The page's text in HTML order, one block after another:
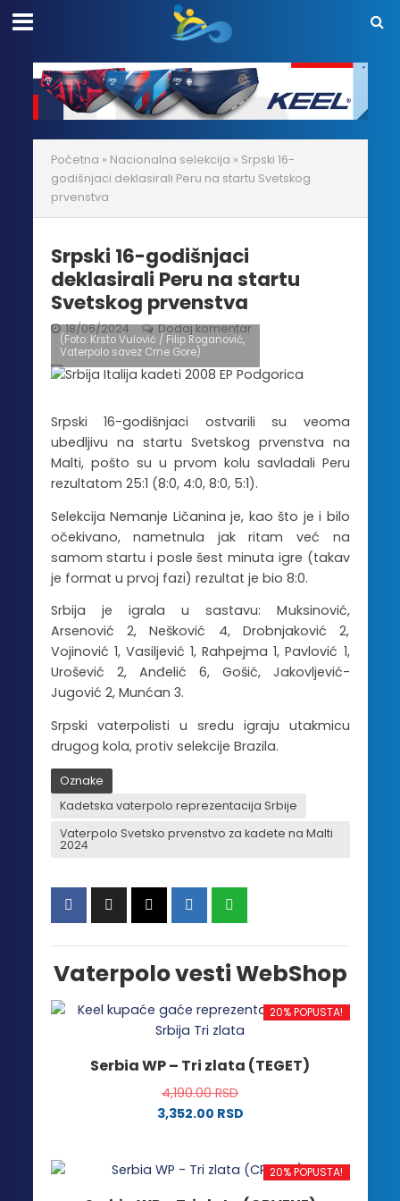
Početna » Nacionalna selekcija » Srpski 16-
godišnjaci deklasirali Peru na startu Svetskog
prvenstva
Srpski 16-godišnjaci
deklasirali Peru na startu
Svetskog prvenstva
18/06/2024 Dodaj komentar
(Foto: Krsto Vulović / Filip Roganović,
Vaterpolo savez Crne Gore)
Srpski 16-godišnjaci ostvarili su veoma
ubedljivu na startu Svetskog prvenstva na
Malti, pošto su u prvom kolu savladali Peru
rezultatom 25:1 (8:0, 4:0, 8:0, 5:1).
Selekcija Nemanje Ličanina je, kao što je i bilo
očekivano, nametnula jak ritam već na
samom startu i posle šest minuta igre (takav
je format u prvoj fazi) rezultat je bio 8:0.
Srbija je igrala u sastavu: Muksinović,
Arsenović 2, Nešković 4, Drobnjaković 2,
Vojinović 1, Vasiljević 1, Rahpejma 1, Pavlović 1,
Urošević 2, Anđelić 6, Gošić, Jakovljević-
Jugović 2, Munćan 3.
Srpski vaterpolisti u sredu igraju utakmicu
drugog kola, protiv selekcije Brazila.
Oznake
Kadetska vaterpolo reprezentacija Srbije
Vaterpolo Svetsko prvenstvo za kadete na Malti
2024
Vaterpolo vesti WebShop
20% POPUSTA!
Serbia WP – Tri zlata (TEGET)
4,190.00RSD
3,352.00 RSD
ima
20% POPUSTA!